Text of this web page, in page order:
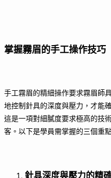
掌握霧眉的手工操作技巧
手工霧眉的精細操作要求霧眉師
地控制針具的深度與壓力，才能
這是一項對細膩度要求極高的技
客。以下是學員需掌握的三個重點
針具深度與壓力的精